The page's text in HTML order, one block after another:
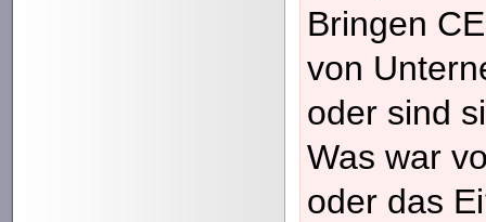
Bringen
von
oder sind
Was war
oder das